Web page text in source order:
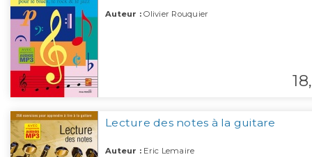
Auteur : Olivier Rouquier
18,
Lecture des notes à la guitare
Auteur : Eric Lemaire